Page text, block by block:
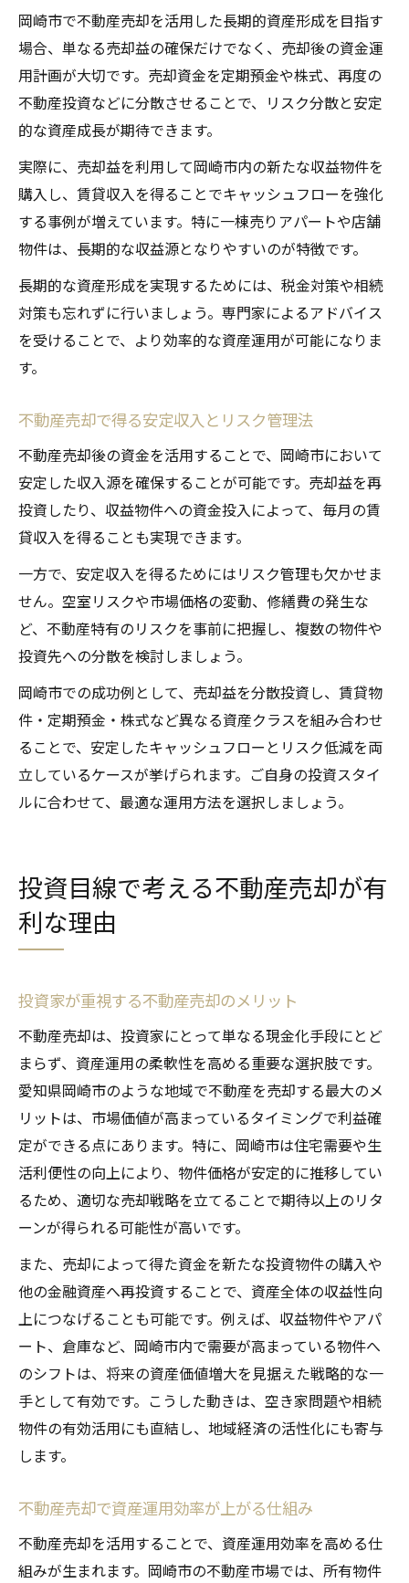
岡崎市で不動産売却を活用した長期的資産形成を目指す
場合、単なる売却益の確保だけでなく、売却後の資金運
用計画が大切です。売却資金を定期預金や株式、再度の
不動産投資などに分散させることで、リスク分散と安定
的な資産成長が期待できます。
実際に、売却益を利用して岡崎市内の新たな収益物件を
購入し、賃貸収入を得ることでキャッシュフローを強化
する事例が増えています。特に一棟売りアパートや店舗
物件は、長期的な収益源となりやすいのが特徴です。
長期的な資産形成を実現するためには、税金対策や相続
対策も忘れずに行いましょう。専門家によるアドバイス
を受けることで、より効率的な資産運用が可能になりま
す。
不動産売却で得る安定収入とリスク管理法
不動産売却後の資金を活用することで、岡崎市において
安定した収入源を確保することが可能です。売却益を再
投資したり、収益物件への資金投入によって、毎月の賃
貸収入を得ることも実現できます。
一方で、安定収入を得るためにはリスク管理も欠かせま
せん。空室リスクや市場価格の変動、修繕費の発生な
ど、不動産特有のリスクを事前に把握し、複数の物件や
投資先への分散を検討しましょう。
岡崎市での成功例として、売却益を分散投資し、賃貸物
件・定期預金・株式など異なる資産クラスを組み合わせ
ることで、安定したキャッシュフローとリスク低減を両
立しているケースが挙げられます。ご自身の投資スタイ
ルに合わせて、最適な運用方法を選択しましょう。
投資目線で考える不動産売却が有
利な理由
投資家が重視する不動産売却のメリット
不動産売却は、投資家にとって単なる現金化手段にとど
まらず、資産運用の柔軟性を高める重要な選択肢です。
愛知県岡崎市のような地域で不動産を売却する最大のメ
リットは、市場価値が高まっているタイミングで利益確
定ができる点にあります。特に、岡崎市は住宅需要や生
活利便性の向上により、物件価格が安定的に推移してい
るため、適切な売却戦略を立てることで期待以上のリタ
ーンが得られる可能性が高いです。
また、売却によって得た資金を新たな投資物件の購入や
他の金融資産へ再投資することで、資産全体の収益性向
上につなげることも可能です。例えば、収益物件やアパ
ート、倉庫など、岡崎市内で需要が高まっている物件へ
のシフトは、将来の資産価値増大を見据えた戦略的な一
手として有効です。こうした動きは、空き家問題や相続
物件の有効活用にも直結し、地域経済の活性化にも寄与
します。
不動産売却で資産運用効率が上がる仕組み
不動産売却を活用することで、資産運用効率を高める仕
組みが生まれます。岡崎市の不動産市場では、所有物件